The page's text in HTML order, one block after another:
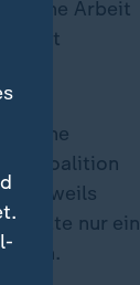
seine Arbeit
eine
Koalition
jeweils
hätte nur ein